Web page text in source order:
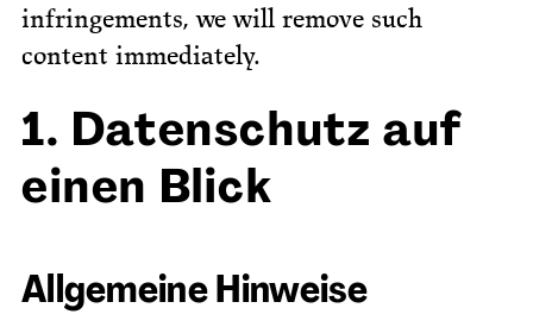
infringements, we will remove such
content immediately.
1. Datenschutz auf
einen Blick
Allgemeine Hinweise